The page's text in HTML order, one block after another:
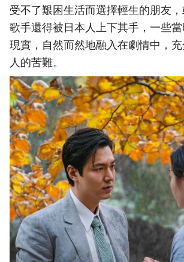
受不了艱困生活而選擇輕生的朋友
歌手還得被日本人上下其手，一些
現實，自然而然地融入在劇情中，
人的苦難。